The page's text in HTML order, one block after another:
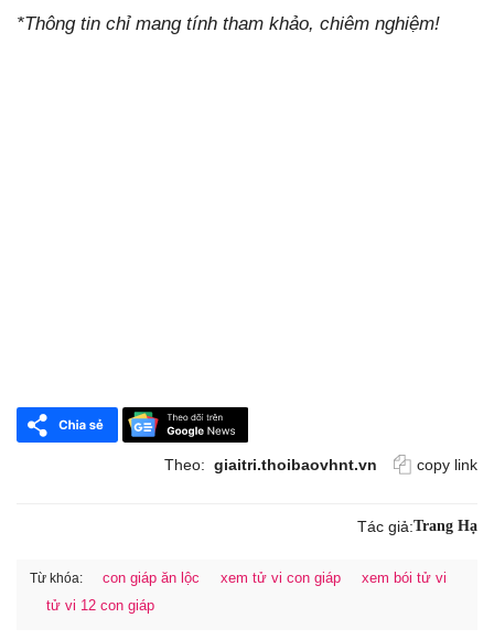
*Thông tin chỉ mang tính tham khảo, chiêm nghiệm!
Theo: giaitri.thoibaovhnt.vn copy link
Tác giả:Trang Hạ
Từ khóa: con giáp ăn lộc xem tử vi con giáp
xem bói tử vi
tử vi 12 con giáp